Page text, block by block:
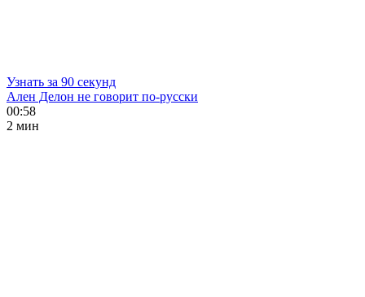
Узнать за 90 секунд
Ален Делон не говорит по-русски
00:58
2 мин